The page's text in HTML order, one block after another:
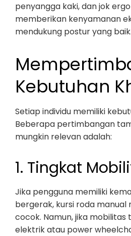
penyangga kaki, dan jok
memberikan kenyamanan
mendukung postur yang baik.
Kebutuhan
Setiap individu memiliki
Beberapa pertimbangan
mungkin relevan adalah:
1. Tingkat
Jika pengguna memiliki
bergerak, kursi roda manual
cocok. Namun, jika
elektrik atau power